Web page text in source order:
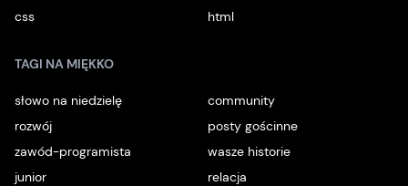
css
html
TAGI NA MIĘKKO
słowo na niedzielę
community
rozwój
posty gościnne
zawód-programista
wasze historie
junior
relacja